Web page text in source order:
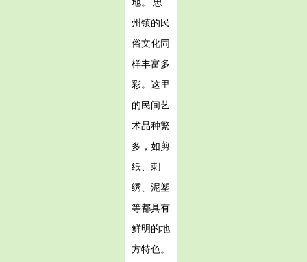
州镇的民
俗文化同
样丰富多
彩。这里
的民间艺
术品种繁
多，如剪
纸、刺
绣、泥塑
等都具有
鲜明的地
方特色。